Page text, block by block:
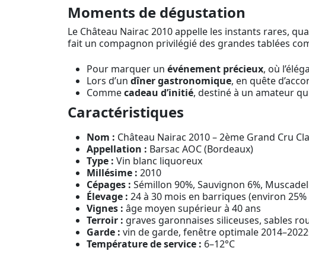
Moments de dégustation
Le Château Nairac 2010 appelle les instants rares,
fait un compagnon privilégié des grandes tablées
Pour marquer un événement précieux, où
Lors d’un dîner gastronomique, en quête
Commecadeau d’initié, destiné à un amateur
Caractéristiques
Nom : Château Nairac 2010 – 2ème Grand Cru
Appellation : Barsac AOC (Bordeaux)
Type : Vin blanc liquoreux
Millésime : 2010
Cépages : Sémillon 90%, Sauvignon 6%,
Élevage : 24 à 30 mois en barriques (environ 25%
Vignes : âge moyen supérieur à 40 ans
Terroir : graves garonnaises siliceuses, sables
Garde : vin de garde, fenêtre optimale
Température de service : 6–12°C